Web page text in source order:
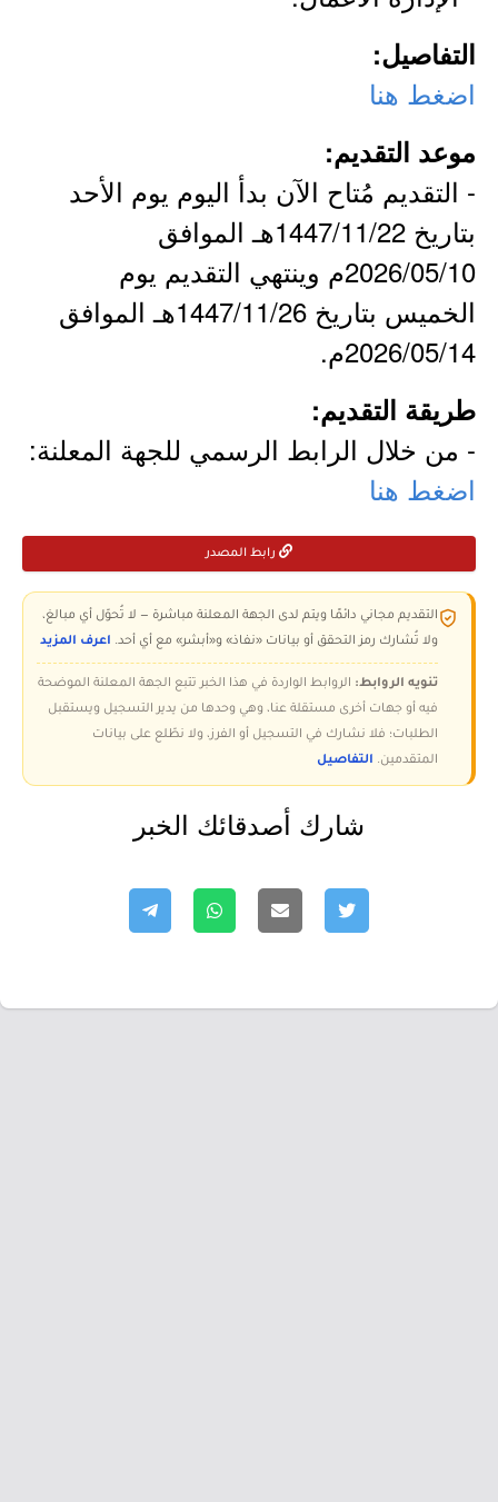
التفاصيل:
اضغط هنا
موعد التقديم:
- التقديم مُتاح الآن بدأ اليوم يوم الأحد
بتاريخ 1447/11/22هـ الموافق
2026/05/10م وينتهي التقديم يوم
الخميس بتاريخ 1447/11/26هـ الموافق
2026/05/14م.
طريقة التقديم:
- من خلال الرابط الرسمي للجهة المعلنة:
اضغط هنا
رابط المصدر
التقديم مجاني دائمًا ويتم لدى الجهة المعلنة مباشرة — لا تُحوّل أي مبالغ،
ولا تُشارك رمز التحقق أو بيانات «نفاذ» و«أبشر» مع أي أحد. اعرف المزيد
تنويه الروابط: الروابط الواردة في هذا الخبر تتبع الجهة المعلنة الموضحة
فيه أو جهات أخرى مستقلة عنا، وهي وحدها من يدير التسجيل ويستقبل
الطلبات؛ فلا نشارك في التسجيل أو الفرز، ولا نطّلع على بيانات
المتقدمين. التفاصيل
شارك أصدقائك الخبر